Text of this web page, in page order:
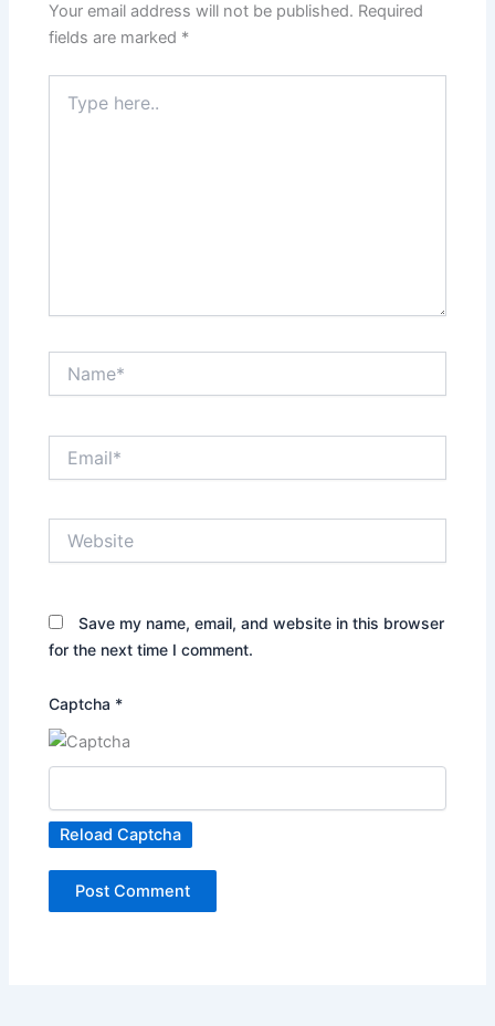
Your email address will not be published. Required
fields are marked *
here..
Save my name, email, and website in this browser
for the next time I comment.
Captcha *
Reload Captcha